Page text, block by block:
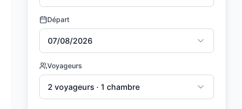
Départ
07/08/2026
Voyageurs
2 voyageurs · 1 chambre